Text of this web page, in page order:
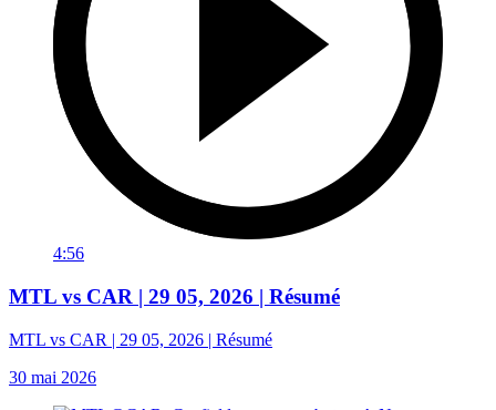
4:56
MTL vs CAR | 29 05, 2026 | Résumé
MTL vs CAR | 29 05, 2026 | Résumé
30 mai 2026